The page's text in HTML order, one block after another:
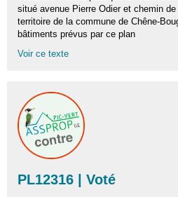
situé avenue Pierre Odier et chemin
territoire de la commune de Chêne-
bâtiments prévus par ce plan
Voir ce texte
PL12316 | Voté